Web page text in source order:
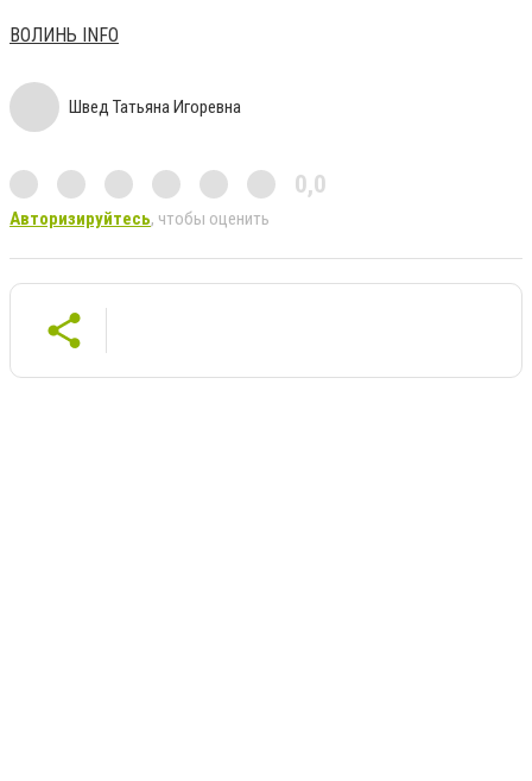
ВОЛИНЬ INFO
Швед Татьяна Игоревна
0,0
Авторизируйтесь, чтобы оценить